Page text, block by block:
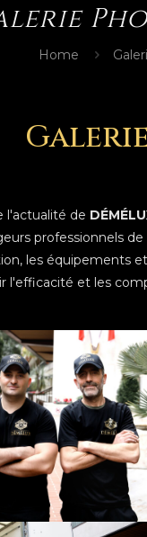
Home
l'actualité de
professionnels de
les équipements
l'efficacité et les